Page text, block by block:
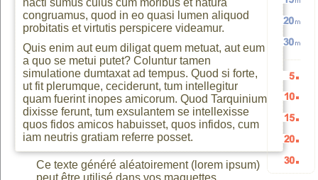
TEXTE
vers
HTML
5
mots
10
mots
15
mots
20
mots
30
mots
5
listes
10
15
nacti sumus cuius cum moribus et natura
congruamus, quod in eo quasi lumen aliquod
probitatis et virtutis perspicere videamur.
Quis enim aut eum diligat quem metuat, aut eum
a quo se metui putet? Coluntur tamen
simulatione dumtaxat ad tempus. Quod si forte,
ut fit plerumque, ceciderunt, tum intellegitur
quam fuerint inopes amicorum. Quod Tarquinium
dixisse ferunt, tum exsulantem se intellexisse
quos fidos amicos habuisset, quos infidos, cum
iam neutris gratiam referre posset.
Ce texte généré aléatoirement (lorem ipsum)
peut être utilisé dans vos maquettes